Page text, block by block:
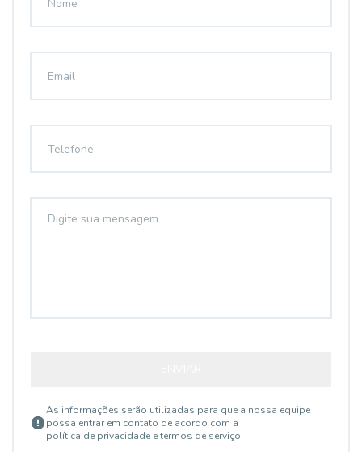
As informações serão utilizadas para que a nossa equipe
possa entrar em contato de acordo com a
política de privacidade e termos de serviço